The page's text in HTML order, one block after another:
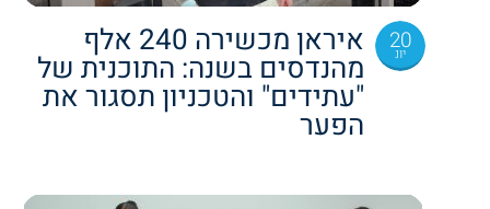
20
יונ איראן מכשירה 240 אלף
מהנדסים בשנה: התוכנית של
"עתידים" והטכניון תסגור את
הפער